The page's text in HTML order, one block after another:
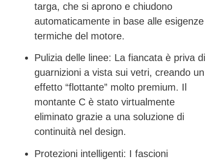
targa, che si aprono e chiudono
automaticamente in base alle esigenze
termiche del motore.
Pulizia delle linee: La fiancata è priva di
guarnizioni a vista sui vetri, creando un
effetto “flottante” molto premium. Il
montante C è stato virtualmente
eliminato grazie a una soluzione di
continuità nel design.
Protezioni intelligenti: I fascioni